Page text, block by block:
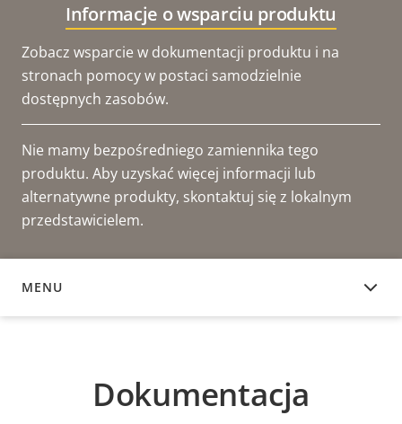
Informacje o wsparciu produktu
Zobacz wsparcie w dokumentacji produktu i na
stronach pomocy w postaci samodzielnie
dostępnych zasobów.
Nie mamy bezpośredniego zamiennika tego
produktu. Aby uzyskać więcej informacji lub
alternatywne produkty, skontaktuj się z lokalnym
przedstawicielem.
MENU
DOKUMENTACJA
Dokumentacja